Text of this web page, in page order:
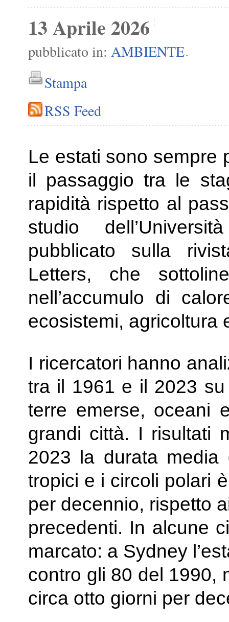
13 Aprile 2026
pubblicato in: AMBIENTE -
Stampa
RSS Feed
Le estati sono sempre
il passaggio tra le
rapidità rispetto al
studio
pubblicato sulla
Letters, che
nell’accumulo di
ecosistemi, agricoltura
I ricercatori hanno
tra il 1961 e il 2023
terre emerse, oceani
grandi città. I risultati
2023 la durata media
tropici e i circoli polari
per decennio, rispetto
precedenti. In alcune
marcato: a Sydney
contro gli 80 del 1990,
circa otto giorni per